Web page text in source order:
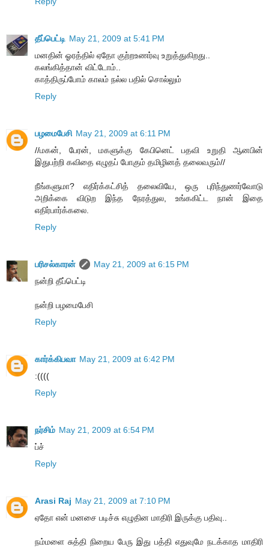
தீப்பெட்டி May 21, 2009 at 5:41 PM
மனதின் ஓரத்தில் ஏதோ குற்றஉணர்வு உறுத்துகிறது..
கலங்கித்தான் விட்டோம்..
காத்திருப்போம் காலம் நல்ல பதில் சொல்லும்
Reply
பழமைபேசி May 21, 2009 at 6:11 PM
//மகன், பேரன், மகளுக்கு கேபினெட் பதவி உறுதி ஆனபின்
இதுபற்றி கவிதை எழுதப் போகும் தமிழினத் தலைவரும்//
நீங்களுமா? எதிர்க்கட்சித் தலைவியே, ஒரு புரிந்துணர்வோடு
அறிக்கை விடுற இந்த நேரத்துல, உங்ககிட்ட நான் இதை
எதிர்பார்க்கலை.
Reply
பரிசல்காரன்
May 21, 2009 at 6:15 PM
நன்றி தீப்பெட்டி
நன்றி பழமைபேசி
Reply
கார்க்கிபவா May 21, 2009 at 6:42 PM
:((((
Reply
நர்சிம் May 21, 2009 at 6:54 PM
ப்ச்
Reply
Arasi Raj May 21, 2009 at 7:10 PM
ஏதோ என் மனசை படிச்சு எழுதின மாதிரி இருக்கு பதிவு..
நம்மளை சுத்தி நிறைய பேரு இது பத்தி எதுவுமே நடக்காத மாதிரி